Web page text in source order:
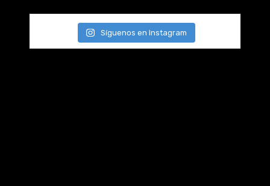
Síguenos en Instagram